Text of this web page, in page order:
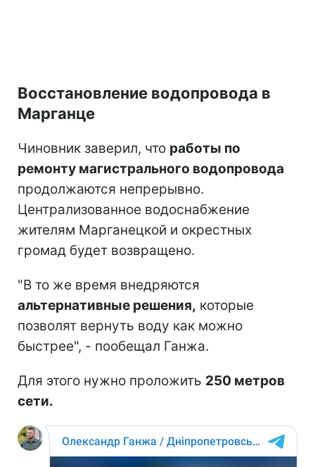
Восстановление водопровода в
Марганце
Чиновник заверил, что работы по
ремонту магистрального водопровода
продолжаются непрерывно.
Централизованное водоснабжение
жителям Марганецкой и окрестных
громад будет возвращено.
"В то же время внедряются
альтернативные решения, которые
позволят вернуть воду как можно
быстрее", - пообещал Ганжа.
Для этого нужно проложить 250 метров
сети.